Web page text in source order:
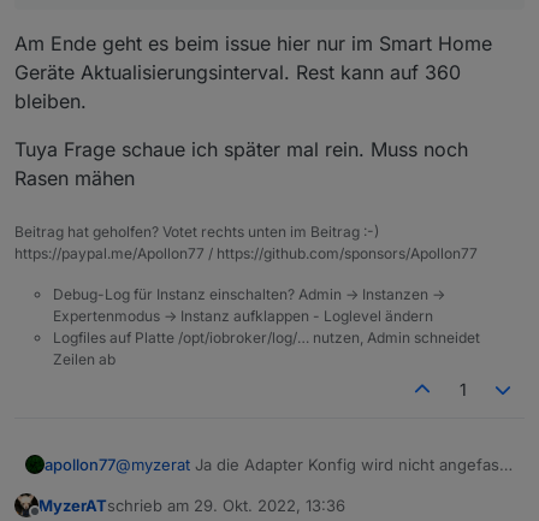
hat sich bisher niemand gemeldet.
sachen fehlerbehebung!
Am Ende geht es beim issue hier nur im Smart Home
Geräte Aktualisierungsinterval. Rest kann auf 360
bleiben.
Tuya Frage schaue ich später mal rein. Muss noch
Rasen mähen
Beitrag hat geholfen? Votet rechts unten im Beitrag :-)
https://paypal.me/Apollon77 / https://github.com/sponsors/Apollon77
Debug-Log für Instanz einschalten? Admin -> Instanzen ->
Expertenmodus -> Instanz aufklappen - Loglevel ändern
Logfiles auf Platte /opt/iobroker/log/… nutzen, Admin schneidet
Zeilen ab
1
apollon77@myzerat Ja die Adapter Konfig wird nicht angefasst
Da sollte stehen "360 zu klein, setzte wass höheres"
MyzerATschrieb am 29. Okt. 2022, 13:36
zuletzt editiert von